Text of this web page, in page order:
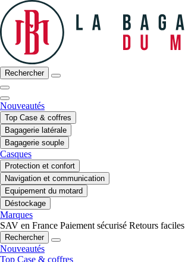
Rechercher
Nouveautés
Top Case & coffres
Bagagerie latérale
Bagagerie souple
Casques
Protection et confort
Navigation et communication
Equipement du motard
Déstockage
Marques
SAV en France Paiement sécurisé Retours faciles
Rechercher
Nouveautés
Top Case & coffres